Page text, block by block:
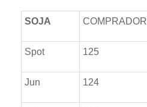
SOJA COMPRADOR
Spot 125
Jun 124